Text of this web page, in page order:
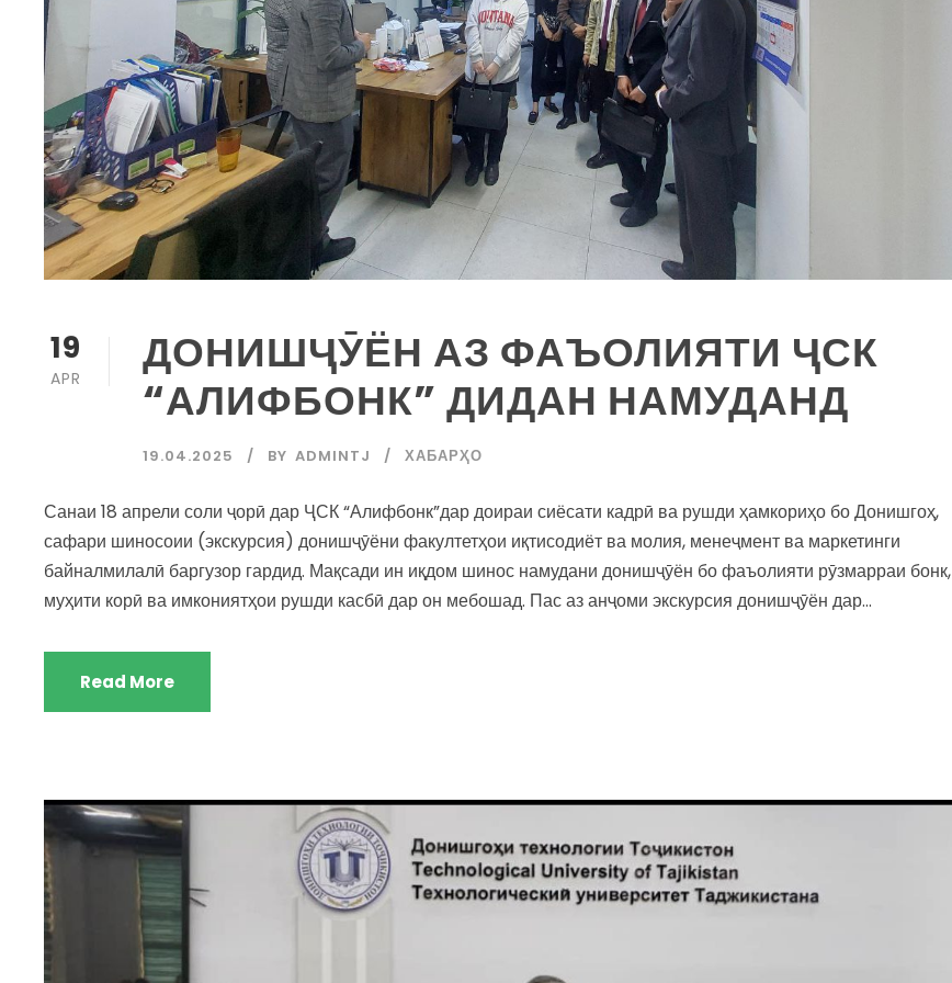
19
APR
ДОНИШҶӮЁН АЗ ФАЪОЛИЯТИ ҶСК
“АЛИФБОНК” ДИДАН НАМУДАНД
19.04.2025 BY ADMINTJ ХАБАРҲО
Санаи 18 апрели соли ҷорӣ дар ҶСК “Алифбонк”дар доираи сиёсати кадрӣ ва рушди ҳамкориҳо бо Донишгоҳ,
сафари шиносоии (экскурсия) донишҷӯёни факултетҳои иқтисодиёт ва молия, менеҷмент ва маркетинги
байналмилалӣ баргузор гардид. Мақсади ин иқдом шинос намудани донишҷӯён бо фаъолияти рӯзмарраи бонк,
муҳити корӣ ва имкониятҳои рушди касбӣ дар он мебошад. Пас аз анҷоми экскурсия донишҷӯён дар...
Read More